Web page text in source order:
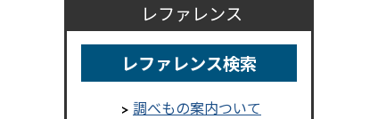
レファレンス
レファレンス検索
調べもの案内ついて